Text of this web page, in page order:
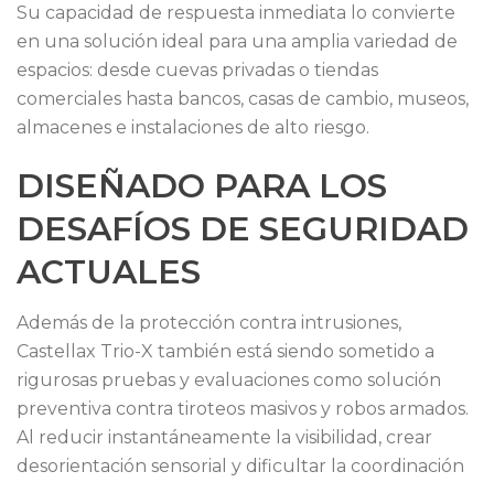
Su capacidad de respuesta inmediata lo convierte
en una solución ideal para una amplia variedad de
espacios: desde cuevas privadas o tiendas
comerciales hasta bancos, casas de cambio, museos,
almacenes e instalaciones de alto riesgo.
DISEÑADO PARA LOS
DESAFÍOS DE SEGURIDAD
ACTUALES
Además de la protección contra intrusiones,
Castellax Trio-X también está siendo sometido a
rigurosas pruebas y evaluaciones como solución
preventiva contra tiroteos masivos y robos armados.
Al reducir instantáneamente la visibilidad, crear
desorientación sensorial y dificultar la coordinación